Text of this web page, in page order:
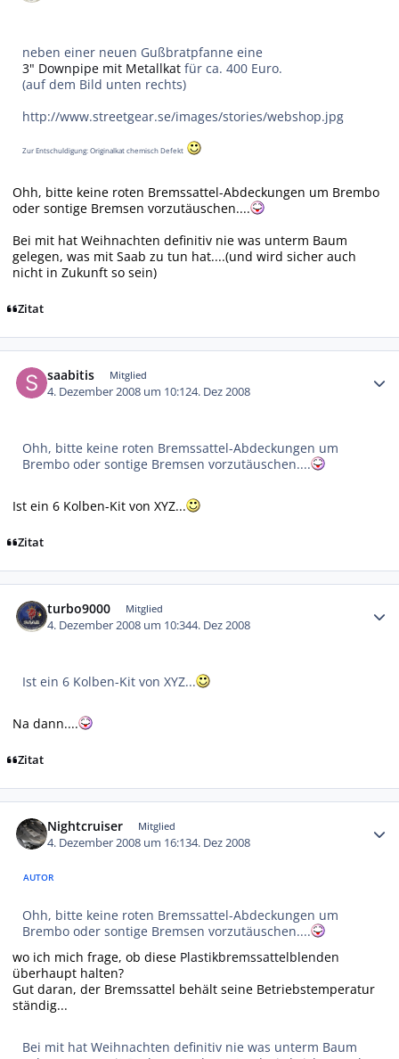
neben einer neuen Gußbratpfanne eine
3" Downpipe mit Metallkatfür ca. 400 Euro.
(auf dem Bild unten rechts)
http://www.streetgear.se/images/stories/webshop.jpg
Zur Entschuldigung: Originalkat chemisch Defekt
Ohh, bitte keine roten Bremssattel-Abdeckungen um Brembo
oder sontige Bremsen vorzutäuschen....
Bei mit hat Weihnachten definitiv nie was unterm Baum
gelegen, was mit Saab zu tun hat....(und wird sicher auch
nicht in Zukunft so sein)
Zitat
saabitis Mitglied
4. Dezember 2008 um 10:124. Dez 2008
Ohh, bitte keine roten Bremssattel-Abdeckungen um
Brembo oder sontige Bremsen vorzutäuschen....
Ist ein 6 Kolben-Kit von XYZ...
Zitat
turbo9000 Mitglied
4. Dezember 2008 um 10:344. Dez 2008
Ist ein 6 Kolben-Kit von XYZ...
Na dann....
Zitat
Nightcruiser Mitglied
4. Dezember 2008 um 16:134. Dez 2008
AUTOR
Ohh, bitte keine roten Bremssattel-Abdeckungen um
Brembo oder sontige Bremsen vorzutäuschen....
wo ich mich frage, ob diese Plastikbremssattelblenden
überhaupt halten?
Gut daran, der Bremssattel behält seine Betriebstemperatur
ständig...
Bei mit hat Weihnachten definitiv nie was unterm Baum